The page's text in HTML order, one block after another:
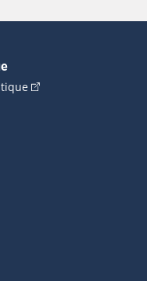
(Cet hyperlien